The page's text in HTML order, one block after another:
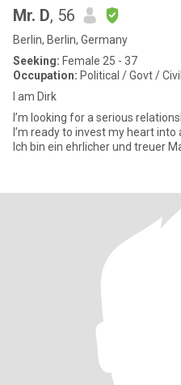
Mr. D, 56
Berlin, Berlin, Germany
Seeking: Female 25 - 37
Occupation: Political / Govt /
I am Dirk
I’m looking for a serious
I’m ready to invest my heart